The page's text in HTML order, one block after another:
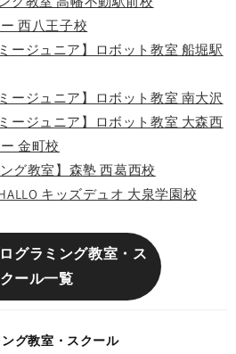
西八王子校
ージュニア】ロボット教室 船堀駅
ージュニア】ロボット教室 南大沢
ージュニア】ロボット教室 大森西
金町校
ング教室】森塾 西葛西校
キッズデュオ 大泉学園校
グラミング教室・ス
クール一覧
グ教室・スクール